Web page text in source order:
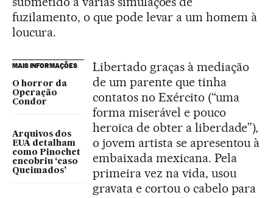
fuzilamento, o que pode levar a um homem à
loucura.
MAIS INFORMAÇÕES
O horror da
Operação
Condor
Arquivos dos
EUA detalham
como Pinochet
encobriu ‘caso
Queimados’
Libertado graças à mediação
de um parente que tinha
contatos no Exército (“uma
forma miserável e pouco
heroica de obter a liberdade”),
o jovem artista se apresentou à
embaixada mexicana. Pela
primeira vez na vida, usou
gravata e cortou o cabelo para